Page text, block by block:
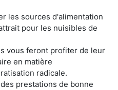
les sources d'alimentation
pour les nuisibles de
vous feront profiter de leur
en matière
radicale.
prestations de bonne